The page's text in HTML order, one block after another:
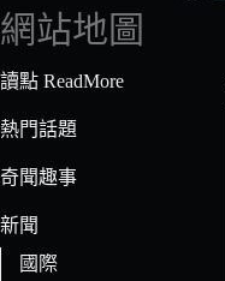
符
合
條
的
果
網站地圖
讀點 ReadMore
熱門話題
奇聞趣事
新聞
國際